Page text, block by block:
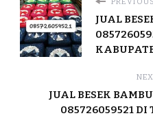
JUAL
JUAL BESEK
085726059521 DI